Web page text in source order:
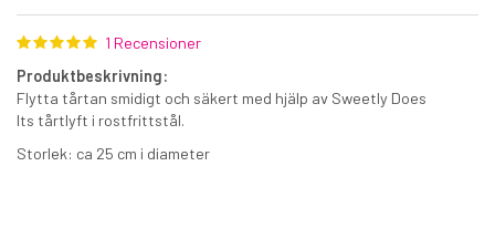
KÖP
1 Recensioner
Produktbeskrivning:
Flytta tårtan smidigt och säkert med hjälp av Sweetly Does
Its tårtlyft i rostfrittstål.
Storlek: ca 25 cm i diameter